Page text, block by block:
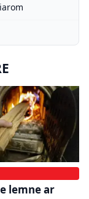
lemne ar